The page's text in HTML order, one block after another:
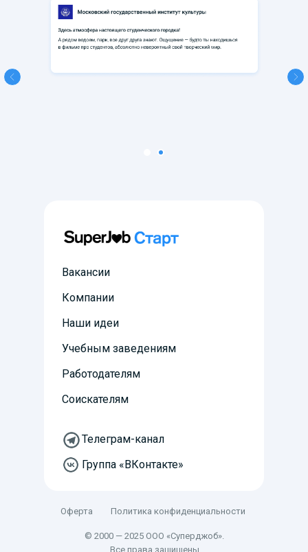
4 общежития
институт
студентов и
Вакансии
Компании
Наши идеи
Учебным заведениям
Работодателям
Группа «ВКонтакте»‎
© 2000 — 2025 ООО «Суперджоб».
Все права защищены
Телеграм-канал
Оферта Политика конфиденциальности
Соискателям